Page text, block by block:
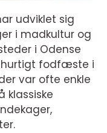
udviklet sig
i madkultur og
i Odense
hurtigt fodfæste i
var ofte enkle
klassiske